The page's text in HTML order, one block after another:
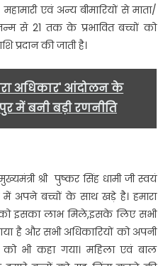
बच्चों
के
खड़े-
रेखा
एवं अन्य बीमारियों से माता/
से 21 तक के प्रभावित बच्चों को
प्रदान की जाती है।
अधिकार' आंदोलन के
में बनी बड़ी रणनीति
श्री पुष्कर सिंह धामी जी स्वयं
बच्चों के साथ खड़े है। हमारा
को इसका लाभ मिले,इसके लिए सभी
है और सभी अधिकारियों को अपनी
भी कहा गया। महिला एवं बाल